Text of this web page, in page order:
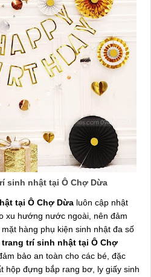
sinh nhật tại Ô Chợ Dừa
tại Ô Chợ Dừa luôn cập nhật
xu hướng nước ngoài, nên đảm
hàng phụ kiện sinh nhật đa số
trí sinh nhật tại Ô Chợ
bảo an toàn cho các bé, đặc
hộp đựng bắp rang bơ, ly giấy sinh